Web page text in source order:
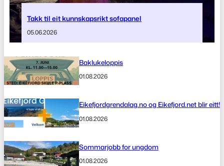
Takk til eit kunnskapsrikt sofapanel
05.06.2026
Baklukeloppis
01.08.2026
Eikefjordgrendalag.no og Eikefjord.net blir eitt!
01.08.2026
Sommarjobb for ungdom
01.08.2026